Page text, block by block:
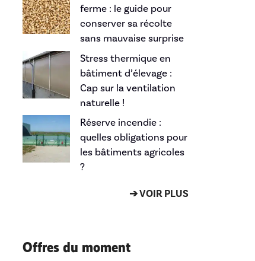
ferme : le guide pour
conserver sa récolte
sans mauvaise surprise
Stress thermique en
bâtiment d’élevage :
Cap sur la ventilation
naturelle !
Réserve incendie :
quelles obligations pour
les bâtiments agricoles
?
➔ VOIR PLUS
Offres du moment